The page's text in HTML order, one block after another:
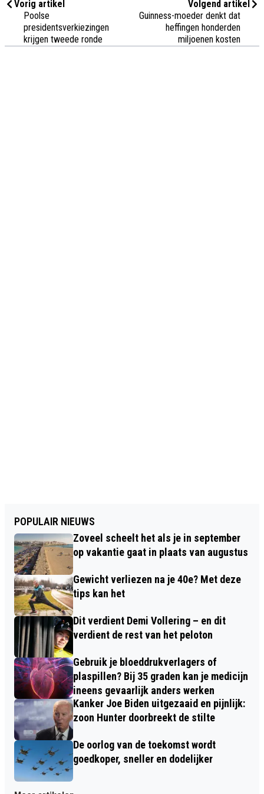
Vorig artikel
Poolse
presidentsverkiezingen
krijgen tweede ronde
Volgend artikel
Guinness-moeder denkt dat
heffingen honderden
miljoenen kosten
POPULAIR NIEUWS
Zoveel scheelt het als je in september
op vakantie gaat in plaats van augustus
Gewicht verliezen na je 40e? Met deze
tips kan het
Dit verdient Demi Vollering – en dit
verdient de rest van het peloton
Gebruik je bloeddrukverlagers of
plaspillen? Bij 35 graden kan je medicijn
ineens gevaarlijk anders werken
Kanker Joe Biden uitgezaaid en pijnlijk:
zoon Hunter doorbreekt de stilte
De oorlog van de toekomst wordt
goedkoper, sneller en dodelijker